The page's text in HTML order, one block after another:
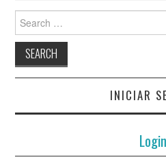
Search
for:
INICIAR
Login